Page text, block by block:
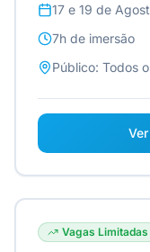
17 e 19 de
7h de imersão
Público: Todos
Vagas Limitadas